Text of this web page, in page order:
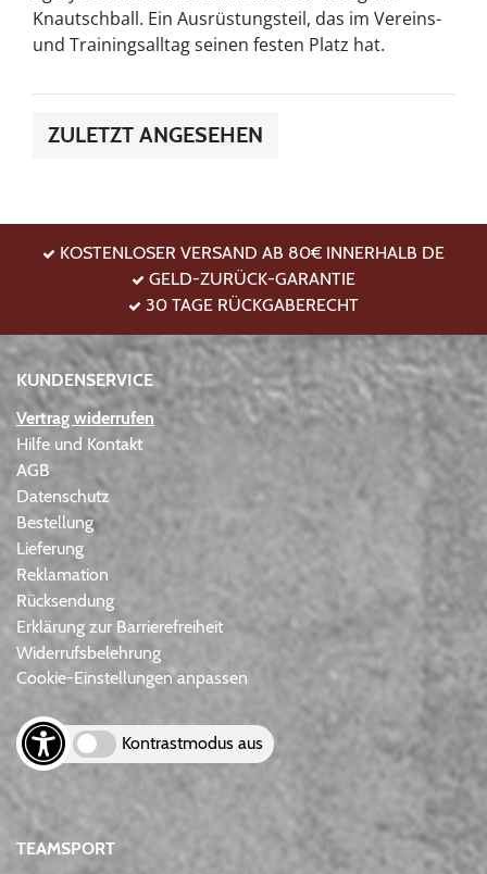
Knautschball. Ein Ausrüstungsteil, das im Vereins-
und Trainingsalltag seinen festen Platz hat.
ZULETZT ANGESEHEN
KOSTENLOSER VERSAND AB 80€ INNERHALB DE
GELD-ZURÜCK-GARANTIE
30 TAGE RÜCKGABERECHT
KUNDENSERVICE
Vertrag widerrufen
Hilfe und Kontakt
AGB
Datenschutz
Bestellung
Lieferung
Reklamation
Rücksendung
Erklärung zur Barrierefreiheit
Widerrufsbelehrung
Cookie-Einstellungen anpassen
Kontrastmodus aus
TEAMSPORT